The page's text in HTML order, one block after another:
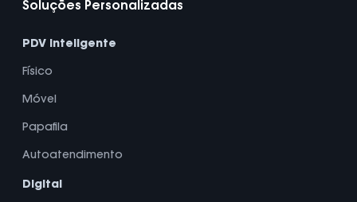
Soluções Personalizadas
PDV Inteligente
Físico
Móvel
Papafila
Autoatendimento
Digital